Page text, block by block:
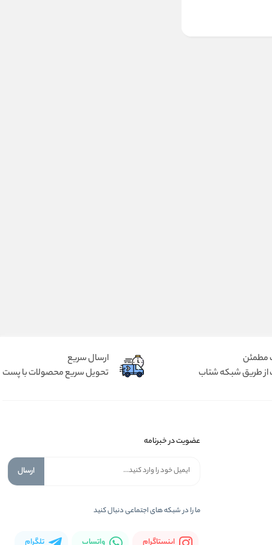
مطمئن
از طریق شبکه شتاب
ارسال سریع
تحویل سریع محصولات با پست
عضویت در خبرنامه
ارسال
ما را در شبكه های اجتماعی دنبال کنید
اینستاگرام واتساپ تلگرام